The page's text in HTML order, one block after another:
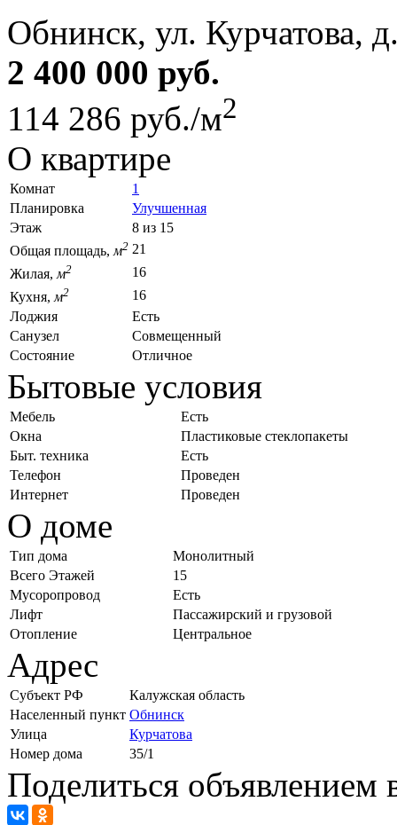
Обнинск, ул. Курчатова,
2 400 000 руб.
114 286 руб./м2
О квартире
Комнат
1
Планировка
Улучшенная
Этаж
8 из 15
Общая площадь, м2 21
Жилая, м2
16
Кухня, м2
16
Лоджия
Есть
Санузел
Совмещенный
Состояние
Отличное
Бытовые условия
Мебель
Есть
Окна
Пластиковые стеклопакеты
Быт. техника
Есть
Телефон
Проведен
Интернет
Проведен
О доме
Тип дома
Монолитный
Всего Этажей
15
Мусоропровод
Есть
Лифт
Пассажирский и грузовой
Отопление
Центральное
Адрес
Субъект РФ
Калужская область
Населенный пункт Обнинск
Улица
Курчатова
Номер дома
35/1
Поделиться объявлением